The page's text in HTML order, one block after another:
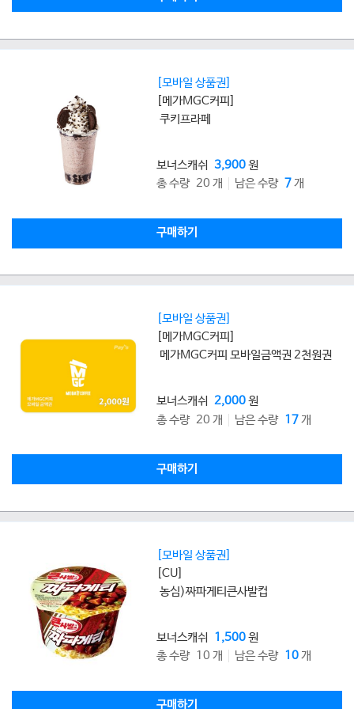
[모바일 상품권]
[메가MGC커피]
쿠키프라페
보너스캐쉬 3,900원
총 수량 20 개
남은 수량 7개
구매하기
[모바일 상품권]
[메가MGC커피]
메가MGC커피 모바일금액권 2천원권
보너스캐쉬 2,000원
총 수량 20 개
남은 수량 17개
구매하기
[모바일 상품권]
[CU]
농심)짜파게티큰사발컵
보너스캐쉬 1,500원
총 수량 10 개
남은 수량 10개
구매하기